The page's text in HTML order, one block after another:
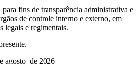
para fins de transparência administrativa e
de controle interno e externo, em
legais e regimentais.
agosto de 2026